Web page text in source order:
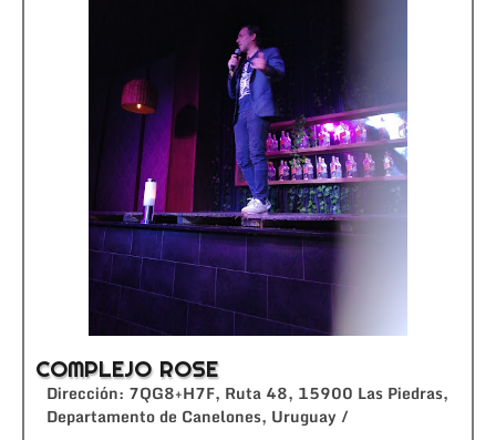
COMPLEJO ROSE
Dirección: 7QG8+H7F, Ruta 48, 15900 Las Piedras,
Departamento de Canelones, Uruguay /